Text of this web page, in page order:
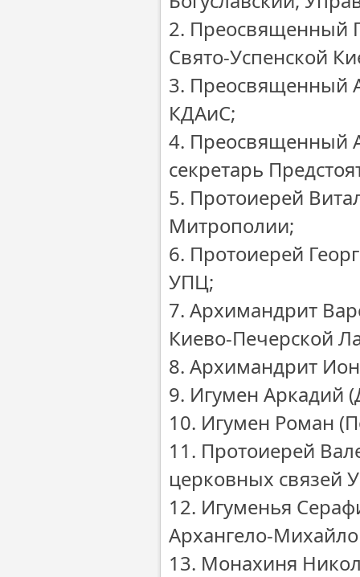
2. Преосвященный
Свято-Успенской
3. Преосвященный
КДАиС;
4. Преосвященный
секретарь
5. Протоиерей
Митрополии;
6. Протоиерей
УПЦ;
7. Архимандрит
Киево-Печерской
8. Архимандрит
9. Игумен Аркадий
10. Игумен Роман
11. Протоиерей
церковных связей
12. Игуменья
Архангело-
13. Монахиня